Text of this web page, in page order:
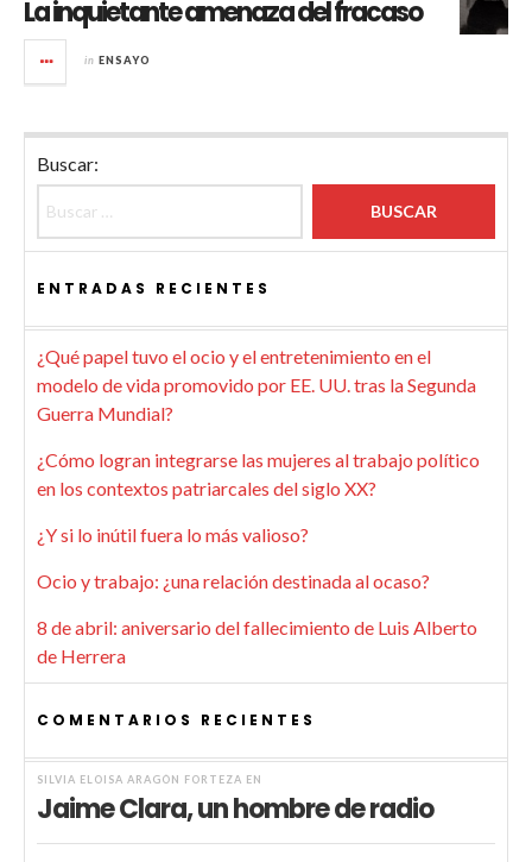
La inquietante amenaza del fracaso
in ENSAYO
Buscar:
ENTRADAS RECIENTES
¿Qué papel tuvo el ocio y el entretenimiento en el
modelo de vida promovido por EE. UU. tras la Segunda
Guerra Mundial?
¿Cómo logran integrarse las mujeres al trabajo político
en los contextos patriarcales del siglo XX?
¿Y si lo inútil fuera lo más valioso?
Ocio y trabajo: ¿una relación destinada al ocaso?
8 de abril: aniversario del fallecimiento de Luis Alberto
de Herrera
COMENTARIOS RECIENTES
SILVIA ELOISA ARAGÓN FORTEZA EN
Jaime Clara, un hombre de radio